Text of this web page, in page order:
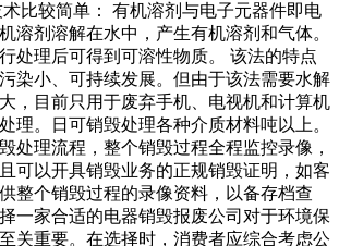
比较简单： 有机溶剂与电子元器件即电
溶剂溶解在水中，产生有机溶剂和气体。
处理后可得到可溶性物质。 该法的特点
染小、可持续发展。但由于该法需要水解
，目前只用于废弃手机、电视机和计算机
理。日可销毁处理各种介质材料吨以上。
处理流程，整个销毁过程全程监控录像，
可以开具销毁业务的正规销毁证明，如客
整个销毁过程的录像资料，以备存档查
一家合适的电器销毁报废公司对于环境保
关重要。在选择时，消费者应综合考虑公